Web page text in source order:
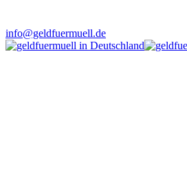
info@geldfuermuell.de